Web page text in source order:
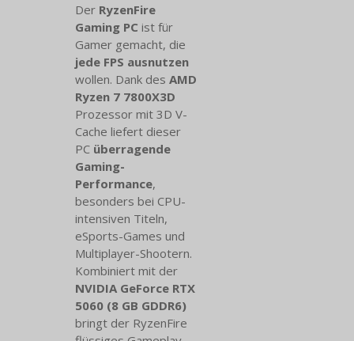
Der RyzenFire
Gaming PC ist für
Gamer gemacht, die
jede FPS ausnutzen
wollen. Dank des AMD
Ryzen 7 7800X3D
Prozessor mit 3D V-
Cache liefert dieser
PC überragende
Gaming-
Performance,
besonders bei CPU-
intensiven Titeln,
eSports-Games und
Multiplayer-Shootern.
Kombiniert mit der
NVIDIA GeForce RTX
5060 (8 GB GDDR6)
bringt der RyzenFire